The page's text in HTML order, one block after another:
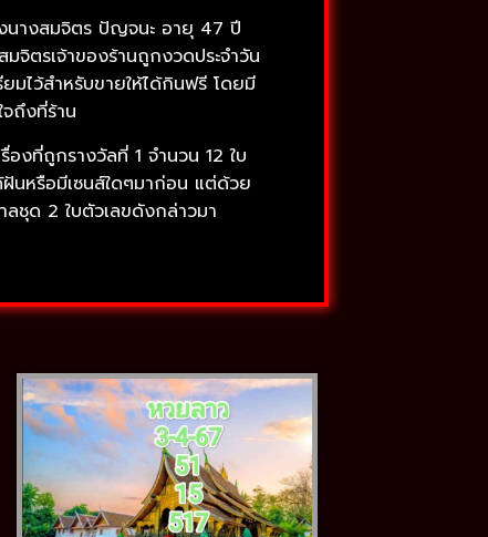
นางสมจิตร ปัญจนะ อายุ 47 ปี
จิตรเจ้าของร้านถูกงวดประจำวัน
มไว้สำหรับขายให้ได้กินฟรี โดยมี
ถึงที่ร้าน
งที่ถูกรางวัลที่ 1 จำนวน 12 ใบ
นหรือมีเซนส์ใดๆมาก่อน แต่ด้วย
ลชุด 2 ใบตัวเลขดังกล่าวมา